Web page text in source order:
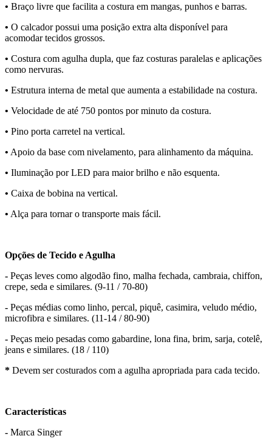
• Braço livre que facilita a costura em mangas, punhos e barras.
• O calcador possui uma posição extra alta disponível para
acomodar tecidos grossos.
• Costura com agulha dupla, que faz costuras paralelas e aplicações
como nervuras.
• Estrutura interna de metal que aumenta a estabilidade na costura.
• Velocidade de até 750 pontos por minuto da costura.
• Pino porta carretel na vertical.
• Apoio da base com nivelamento, para alinhamento da máquina.
• Iluminação por LED para maior brilho e não esquenta.
• Caixa de bobina na vertical.
• Alça para tornar o transporte mais fácil.
Opções de Tecido e Agulha
- Peças leves como algodão fino, malha fechada, cambraia, chiffon,
crepe, seda e similares. (9-11 / 70-80)
- Peças médias como linho, percal, piquê, casimira, veludo médio,
microfibra e similares. (11-14 / 80-90)
- Peças meio pesadas como gabardine, lona fina, brim, sarja, cotelê,
jeans e similares. (18 / 110)
* Devem ser costurados com a agulha apropriada para cada tecido.
Características
- Marca Singer